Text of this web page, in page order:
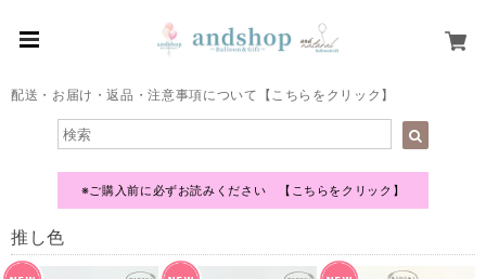
配送・お届け・返品・注意事項について【こちらをクリック】
※ご購入前に必ずお読みください 【こちらをクリック】
推し色